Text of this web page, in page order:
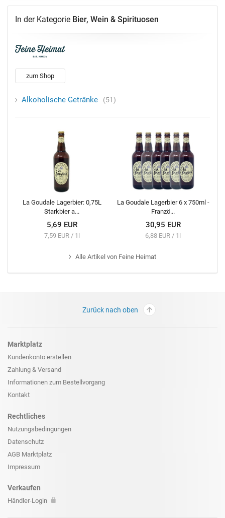
In der Kategorie Bier, Wein & Spirituosen
zum Shop
Alkoholische Getränke 51
La Goudale Lagerbier: 0,75L
Starkbier a...
5,69 EUR
7,59 EUR / 1l
La Goudale Lagerbier 6 x 750ml -
Franzö...
30,95 EUR
6,88 EUR / 1l
Alle Artikel von Feine Heimat
Zurück nach oben
Marktplatz
Kundenkonto erstellen
Zahlung & Versand
Informationen zum Bestellvorgang
Kontakt
Rechtliches
Nutzungsbedingungen
Datenschutz
AGB Marktplatz
Impressum
Verkaufen
Händler-Login